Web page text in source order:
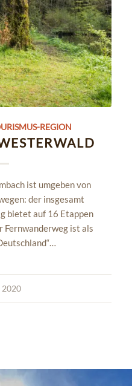
REGION
ist umgeben von
der insgesamt
bietet auf 16 Etappen
Fernwanderweg ist als
2020